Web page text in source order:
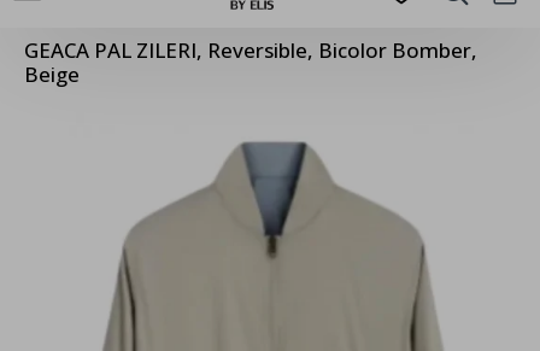
GEACA PAL ZILERI, Reversible, Bicolor Bomber,
Beige